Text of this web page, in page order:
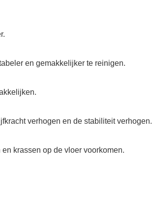
en gemakkelijker te reinigen.
verhogen en de stabiliteit verhogen.
krassen op de vloer voorkomen.